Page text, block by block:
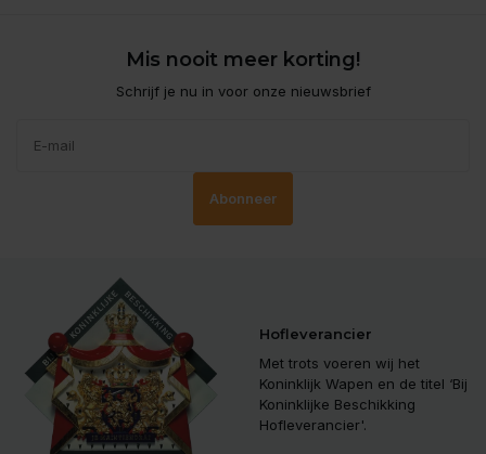
Mis nooit meer korting!
Schrijf je nu in voor onze nieuwsbrief
Abonneer
Hofleverancier
Met trots voeren wij het
Koninklijk Wapen en de titel ‘Bij
Koninklijke Beschikking
Hofleverancier'.